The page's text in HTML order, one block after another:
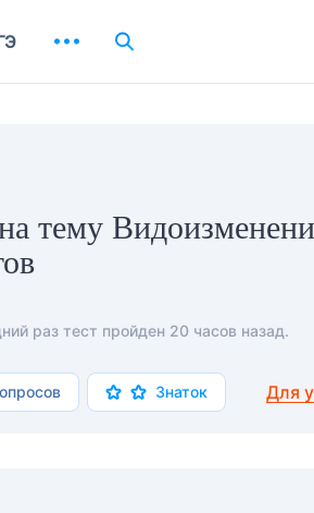
тему
раз тест пройден 20 часов назад.
Знаток Для